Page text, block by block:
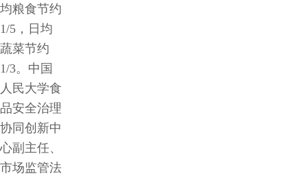
均粮食节约
1/5，日均
蔬菜节约
1/3。中国
人民大学食
品安全治理
协同创新中
心副主任、
市场监管法